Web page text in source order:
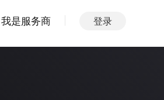
我是服务商 登录